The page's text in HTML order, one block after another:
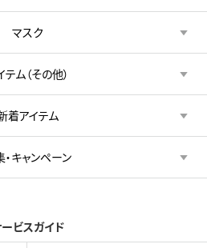
マスク
テム（その他）
着アイテム
キャンペーン
ビスガイド